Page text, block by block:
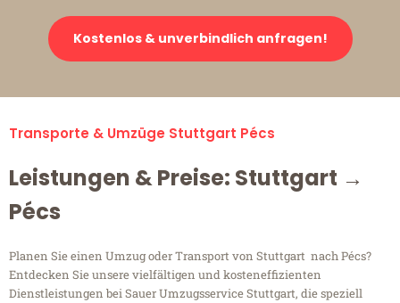
Kostenlos & unverbindlich anfragen!
Transporte & Umzüge Stuttgart Pécs
Leistungen & Preise: Stuttgart →
Pécs
Planen Sie einen Umzug oder Transport von Stuttgart nach Pécs?
Entdecken Sie unsere vielfältigen und kosteneffizienten
Dienstleistungen bei Sauer Umzugsservice Stuttgart, die speziell